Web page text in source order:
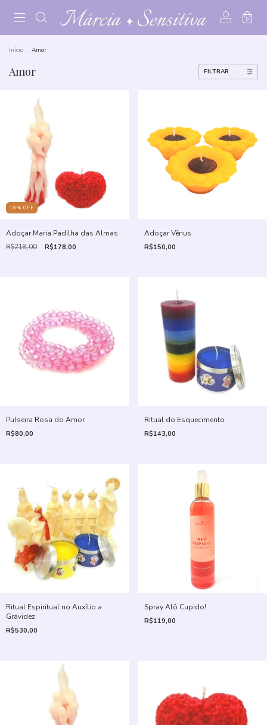
0
Início . Amor
Amor FILTRAR
18% OFF
Adoçar Maria Padilha das Almas
R$218,00 R$178,00
Adoçar Vênus
R$150,00
Pulseira Rosa do Amor
R$80,00
Ritual do Esquecimento
R$143,00
Ritual Espiritual no Auxílio a
Gravidez
R$530,00
Spray Alô Cupido!
R$119,00